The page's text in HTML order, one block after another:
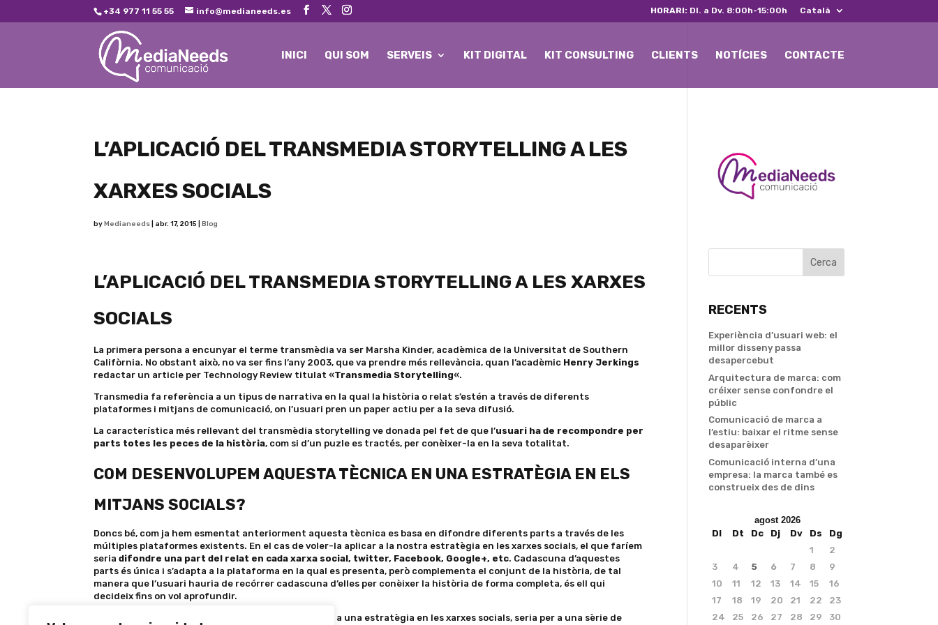
+34 977 11 55 55 info@medianeeds.es HORARI: Dl. a Dv. 8:00h-15:00h Català
INICI QUI SOM SERVEIS KIT DIGITAL KIT CONSULTING CLIENTS NOTÍCIES CONTACTE
L’APLICACIÓ DEL TRANSMEDIA STORYTELLING A LES
XARXES SOCIALS
byMedianeeds abr. 17, 2015 |Blog
L’APLICACIÓ DEL TRANSMEDIA STORYTELLING A LES XARXES
SOCIALS
La primera persona a encunyar el terme transmèdia va ser Marsha Kinder, acadèmica de la Universitat de Southern
Califòrnia. No obstant això, no va ser fins l’any 2003, que va prendre més rellevància, quan l’acadèmic Henry Jerkings
redactar un article per Technology Review titulat «Transmedia Storytelling«.
Transmedia fa referència a un tipus de narrativa en la qual la història o relat s’estén a través de diferents
plataformes i mitjans de comunicació, on l’usuari pren un paper actiu per a la seva difusió.
La característica més rellevant del transmèdia storytelling ve donada pel fet de que l’usuari ha de recompondre per
parts totes les peces de la història, com si d’un puzle es tractés, per conèixer-la en la seva totalitat.
COM DESENVOLUPEM AQUESTA TÈCNICA EN UNA ESTRATÈGIA EN ELS
MITJANS SOCIALS?
Doncs bé, com ja hem esmentat anteriorment aquesta tècnica es basa en difondre diferents parts a través de les
múltiples plataformes existents. En el cas de voler-la aplicar a la nostra estratègia en les xarxes socials, el que faríem
seriadifondre una part del relat en cada xarxa social, twitter, Facebook, Google+, etc. Cadascuna d’aquestes
parts és única i s’adapta a la plataforma en la qual es presenta, però complementa el conjunt de la història, de tal
manera que l’usuari hauria de recórrer cadascuna d’elles per conèixer la història de forma completa, és ell qui
decideix fins on vol aprofundir.
aplicant-lo a una estratègia en les xarxes socials, seria per a una sèrie de
RECENTS
Experiència d’usuari web: el
millor disseny passa
desapercebut
Arquitectura de marca: com
créixer sense confondre el
públic
Comunicació de marca a
l’estiu: baixar el ritme sense
desaparèixer
Comunicació interna d’una
empresa: la marca també es
construeix des de dins
agost 2026
Dl
Dt Dc Dj Dv Ds
Dg
1
2
3
4 5 6 7 8
9
10
11 12 13 14 15
16
17
18 19 20 21 22
23
24
25 26 27 28 29 30